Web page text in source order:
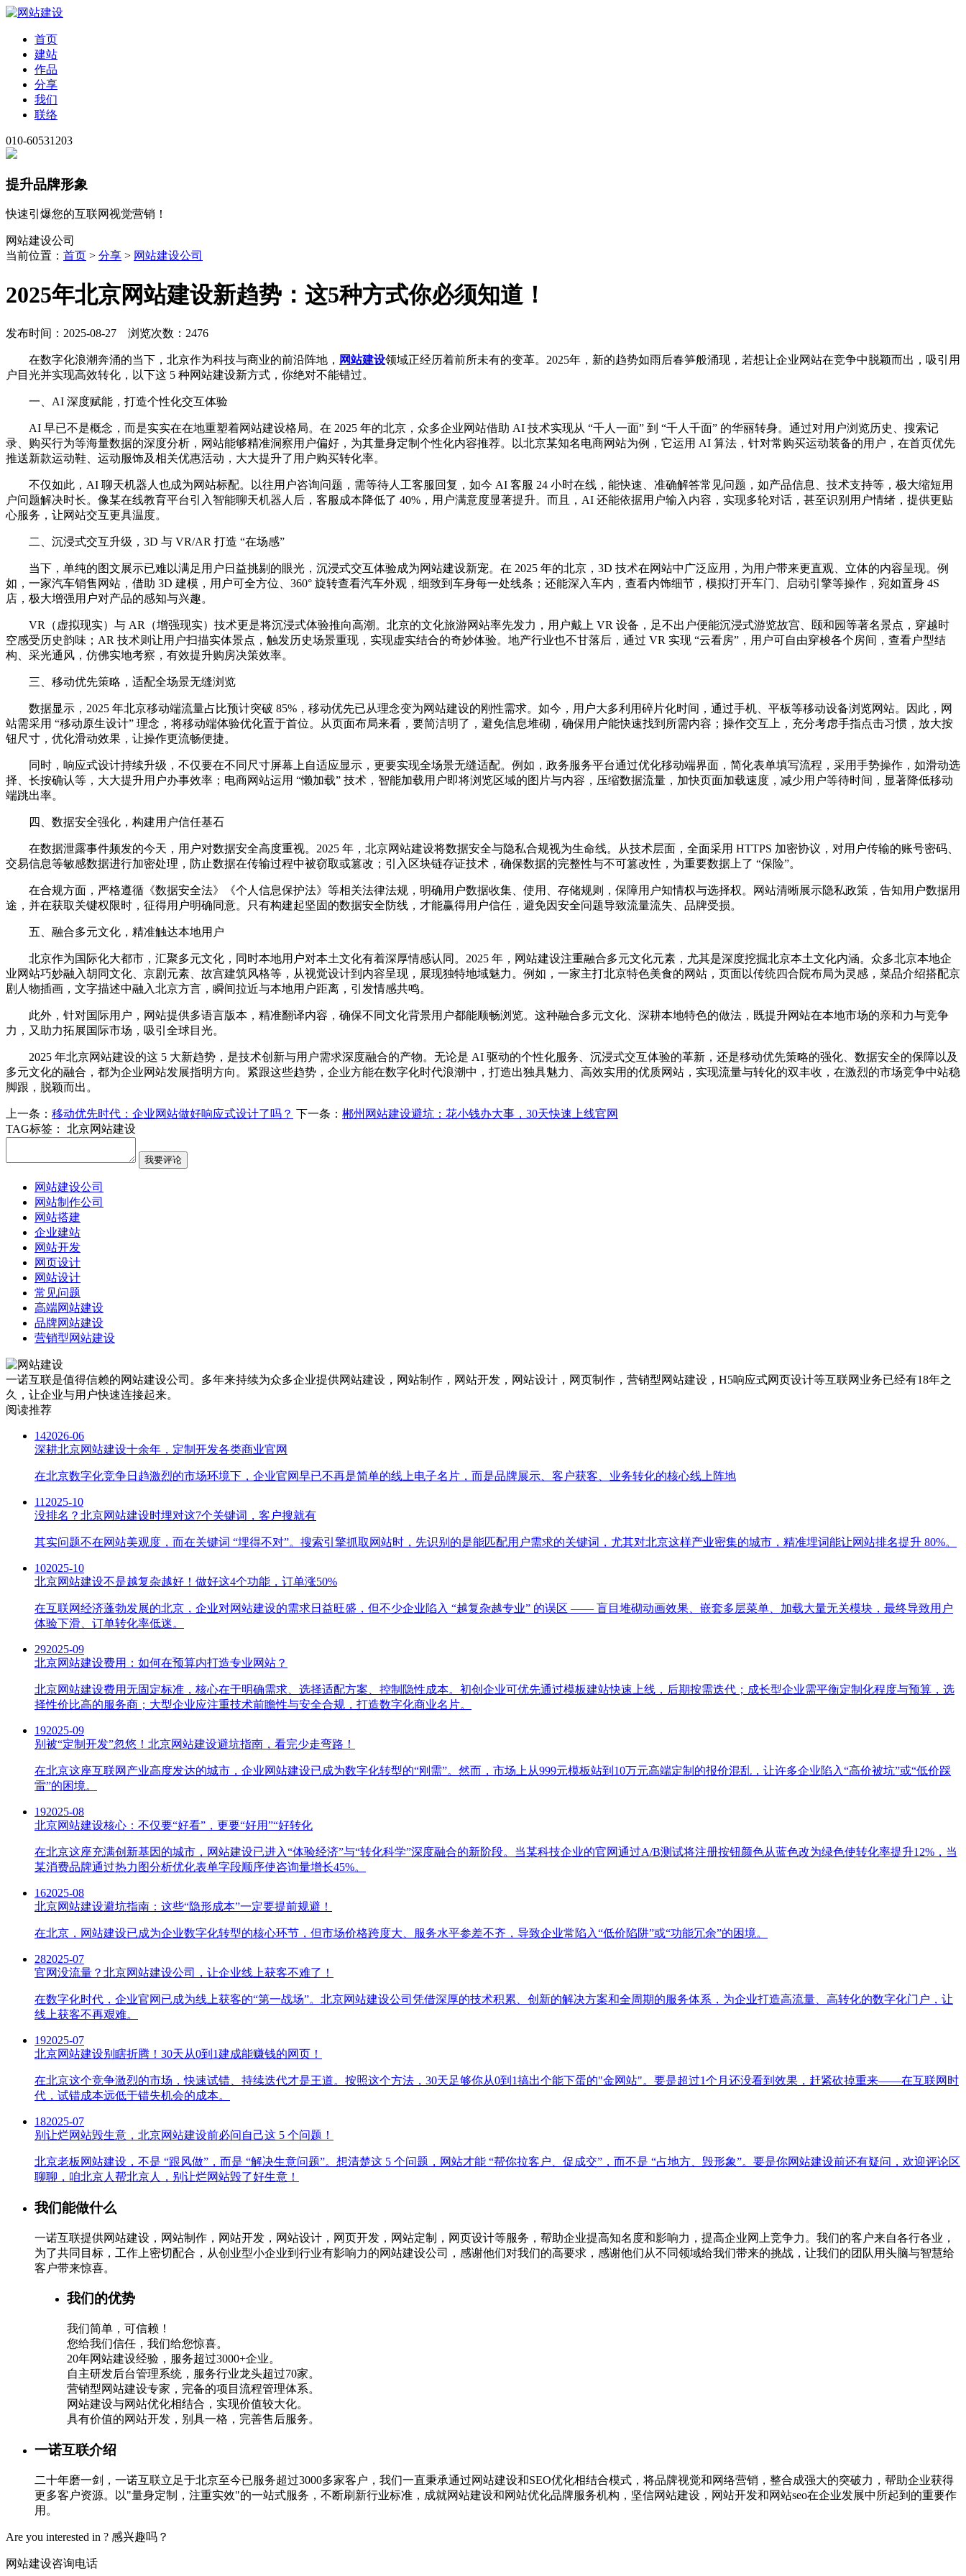
首页
建站
作品
分享
我们
联络
010-60531203
提升品牌形象
快速引爆您的互联网视觉营销！
网站建设公司
当前位置： 首页 > 分享 > 网站建设公司
2025年北京网站建设新趋势：这5种方式你必须知道！
发布时间：2025-08-27 浏览次数：2476
在数字化浪潮奔涌的当下，北京作为科技与商业的前沿阵地， 网站建设领域正经历着前所未有的变革。2025年，新的趋势如雨后春笋般涌现，若想让企业网站在竞争中脱颖而出，吸引用
户目光并实现高效转化，以下这 5 种网站建设新方式，你绝对不能错过。
一、AI 深度赋能，打造个性化交互体验
AI 早已不是概念，而是实实在在地重塑着网站建设格局。在 2025 年的北京，众多企业网站借助 AI 技术实现从 “千人一面” 到 “千人千面” 的华丽转身。通过对用户浏览历史、搜索记
录、购买行为等海量数据的深度分析，网站能够精准洞察用户偏好，为其量身定制个性化内容推荐。以北京某知名电商网站为例，它运用 AI 算法，针对常购买运动装备的用户，在首页优先
推送新款运动鞋、运动服饰及相关优惠活动，大大提升了用户购买转化率。
不仅如此，AI 聊天机器人也成为网站标配。以往用户咨询问题，需等待人工客服回复，如今 AI 客服 24 小时在线，能快速、准确解答常见问题，如产品信息、技术支持等，极大缩短用
户问题解决时长。像某在线教育平台引入智能聊天机器人后，客服成本降低了 40%，用户满意度显著提升。而且，AI 还能依据用户输入内容，实现多轮对话，甚至识别用户情绪，提供更贴
心服务，让网站交互更具温度。
二、沉浸式交互升级，3D 与 VR/AR 打造 “在场感”
当下，单纯的图文展示已难以满足用户日益挑剔的眼光，沉浸式交互体验成为网站建设新宠。在 2025 年的北京，3D 技术在网站中广泛应用，为用户带来更直观、立体的内容呈现。例
如，一家汽车销售网站，借助 3D 建模，用户可全方位、360° 旋转查看汽车外观，细致到车身每一处线条；还能深入车内，查看内饰细节，模拟打开车门、启动引擎等操作，宛如置身 4S
店，极大增强用户对产品的感知与兴趣。
VR（虚拟现实）与 AR（增强现实）技术更是将沉浸式体验推向高潮。北京的文化旅游网站率先发力，用户戴上 VR 设备，足不出户便能沉浸式游览故宫、颐和园等著名景点，穿越时
空感受历史韵味；AR 技术则让用户扫描实体景点，触发历史场景重现，实现虚实结合的奇妙体验。地产行业也不甘落后，通过 VR 实现 “云看房”，用户可自由穿梭各个房间，查看户型结
构、采光通风，仿佛实地考察，有效提升购房决策效率。
三、移动优先策略，适配全场景无缝浏览
数据显示，2025 年北京移动端流量占比预计突破 85%，移动优先已从理念变为网站建设的刚性需求。如今，用户大多利用碎片化时间，通过手机、平板等移动设备浏览网站。因此，网
站需采用 “移动原生设计” 理念，将移动端体验优化置于首位。从页面布局来看，要简洁明了，避免信息堆砌，确保用户能快速找到所需内容；操作交互上，充分考虑手指点击习惯，放大按
钮尺寸，优化滑动效果，让操作更流畅便捷。
同时，响应式设计持续升级，不仅要在不同尺寸屏幕上自适应显示，更要实现全场景无缝适配。例如，政务服务平台通过优化移动端界面，简化表单填写流程，采用手势操作，如滑动选
择、长按确认等，大大提升用户办事效率；电商网站运用 “懒加载” 技术，智能加载用户即将浏览区域的图片与内容，压缩数据流量，加快页面加载速度，减少用户等待时间，显著降低移动
端跳出率。
四、数据安全强化，构建用户信任基石
在数据泄露事件频发的今天，用户对数据安全高度重视。2025 年，北京网站建设将数据安全与隐私合规视为生命线。从技术层面，全面采用 HTTPS 加密协议，对用户传输的账号密码、
交易信息等敏感数据进行加密处理，防止数据在传输过程中被窃取或篡改；引入区块链存证技术，确保数据的完整性与不可篡改性，为重要数据上了 “保险”。
在合规方面，严格遵循《数据安全法》《个人信息保护法》等相关法律法规，明确用户数据收集、使用、存储规则，保障用户知情权与选择权。网站清晰展示隐私政策，告知用户数据用
途，并在获取关键权限时，征得用户明确同意。只有构建起坚固的数据安全防线，才能赢得用户信任，避免因安全问题导致流量流失、品牌受损。
五、融合多元文化，精准触达本地用户
北京作为国际化大都市，汇聚多元文化，同时本地用户对本土文化有着深厚情感认同。2025 年，网站建设注重融合多元文化元素，尤其是深度挖掘北京本土文化内涵。众多北京本地企
业网站巧妙融入胡同文化、京剧元素、故宫建筑风格等，从视觉设计到内容呈现，展现独特地域魅力。例如，一家主打北京特色美食的网站，页面以传统四合院布局为灵感，菜品介绍搭配京
剧人物插画，文字描述中融入北京方言，瞬间拉近与本地用户距离，引发情感共鸣。
此外，针对国际用户，网站提供多语言版本，精准翻译内容，确保不同文化背景用户都能顺畅浏览。这种融合多元文化、深耕本地特色的做法，既提升网站在本地市场的亲和力与竞争
力，又助力拓展国际市场，吸引全球目光。
2025 年北京网站建设的这 5 大新趋势，是技术创新与用户需求深度融合的产物。无论是 AI 驱动的个性化服务、沉浸式交互体验的革新，还是移动优先策略的强化、数据安全的保障以及
多元文化的融合，都为企业网站发展指明方向。紧跟这些趋势，企业方能在数字化时代浪潮中，打造出独具魅力、高效实用的优质网站，实现流量与转化的双丰收，在激烈的市场竞争中站稳
脚跟，脱颖而出。
上一条： 移动优先时代：企业网站做好响应式设计了吗？ 下一条： 郴州网站建设避坑：花小钱办大事，30天快速上线官网
TAG标签：
北京网站建设
网站建设公司
网站制作公司
网站搭建
企业建站
网站开发
网页设计
网站设计
常见问题
高端网站建设
品牌网站建设
营销型网站建设
一诺互联是值得信赖的网站建设公司。多年来持续为众多企业提供网站建设，网站制作，网站开发，网站设计，网页制作，营销型网站建设，H5响应式网页设计等互联网业务已经有18年之
久，让企业与用户快速连接起来。
阅读推荐
142026-06
深耕北京网站建设十余年，定制开发各类商业官网
在北京数字化竞争日趋激烈的市场环境下，企业官网早已不再是简单的线上电子名片，而是品牌展示、客户获客、业务转化的核心线上阵地
11 2025-10
没排名？北京网站建设时埋对这7个关键词，客户搜就有
其实问题不在网站美观度，而在关键词 “埋得不对”。搜索引擎抓取网站时，先识别的是能匹配用户需求的关键词，尤其对北京这样产业密集的城市，精准埋词能让网站排名提升 80%。
102025-10
北京网站建设不是越复杂越好！做好这4个功能，订单涨50%
在互联网经济蓬勃发展的北京，企业对网站建设的需求日益旺盛，但不少企业陷入 “越复杂越专业” 的误区 —— 盲目堆砌动画效果、嵌套多层菜单、加载大量无关模块，最终导致用户
体验下滑、订单转化率低迷。
292025-09
北京网站建设费用：如何在预算内打造专业网站？
北京网站建设费用无固定标准，核心在于明确需求、选择适配方案、控制隐性成本。初创企业可优先通过模板建站快速上线，后期按需迭代；成长型企业需平衡定制化程度与预算，选
择性价比高的服务商；大型企业应注重技术前瞻性与安全合规，打造数字化商业名片。
192025-09
别被“定制开发”忽悠！北京网站建设避坑指南，看完少走弯路！
在北京这座互联网产业高度发达的城市，企业网站建设已成为数字化转型的“刚需”。然而，市场上从999元模板站到10万元高端定制的报价混乱，让许多企业陷入“高价被坑”或“低价踩
雷”的困境。
192025-08
北京网站建设核心：不仅要“好看”，更要“好用”“好转化
在北京这座充满创新基因的城市，网站建设已进入“体验经济”与“转化科学”深度融合的新阶段。当某科技企业的官网通过A/B测试将注册按钮颜色从蓝色改为绿色使转化率提升12%，当
某消费品牌通过热力图分析优化表单字段顺序使咨询量增长45%。
162025-08
北京网站建设避坑指南：这些“隐形成本”一定要提前规避！
在北京，网站建设已成为企业数字化转型的核心环节，但市场价格跨度大、服务水平参差不齐，导致企业常陷入“低价陷阱”或“功能冗余”的困境。
282025-07
官网没流量？北京网站建设公司，让企业线上获客不难了！
在数字化时代，企业官网已成为线上获客的“第一战场”。北京网站建设公司凭借深厚的技术积累、创新的解决方案和全周期的服务体系，为企业打造高流量、高转化的数字化门户，让
线上获客不再艰难。
192025-07
北京网站建设别瞎折腾！30天从0到1建成能赚钱的网页！
在北京这个竞争激烈的市场，快速试错、持续迭代才是王道。按照这个方法，30天足够你从0到1搞出个能下蛋的"金网站"。要是超过1个月还没看到效果，赶紧砍掉重来——在互联网时
代，试错成本远低于错失机会的成本。
182025-07
别让烂网站毁生意，北京网站建设前必问自己这 5 个问题！
北京老板网站建设，不是 “跟风做”，而是 “解决生意问题”。想清楚这 5 个问题，网站才能 “帮你拉客户、促成交”，而不是 “占地方、毁形象”。要是你网站建设前还有疑问，欢迎评论区
聊聊，咱北京人帮北京人，别让烂网站毁了好生意！
我们能做什么
一诺互联提供网站建设，网站制作，网站开发，网站设计，网页开发，网站定制，网页设计等服务，帮助企业提高知名度和影响力，提高企业网上竞争力。我们的客户来自各行各业，
为了共同目标，工作上密切配合，从创业型小企业到行业有影响力的网站建设公司，感谢他们对我们的高要求，感谢他们从不同领域给我们带来的挑战，让我们的团队用头脑与智慧给
客户带来惊喜。
我们的优势
我们简单，可信赖！
您给我们信任，我们给您惊喜。
20年网站建设经验，服务超过3000+企业。
自主研发后台管理系统，服务行业龙头超过70家。
营销型网站建设专家，完备的项目流程管理体系。
网站建设与网站优化相结合，实现价值较大化。
具有价值的网站开发，别具一格，完善售后服务。
一诺互联介绍
二十年磨一剑，一诺互联立足于北京至今已服务超过3000多家客户，我们一直秉承通过网站建设和SEO优化相结合模式，将品牌视觉和网络营销，整合成强大的突破力，帮助企业获得
更多客户资源。以"量身定制，注重实效"的一站式服务，不断刷新行业标准，成就网站建设和网站优化品牌服务机构，坚信网站建设，网站开发和网站seo在企业发展中所起到的重要作
用。
Are you interested in ? 感兴趣吗？
网站建设咨询电话